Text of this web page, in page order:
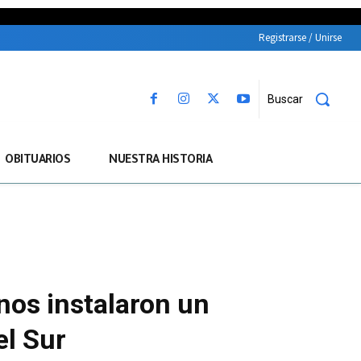
Registrarse / Unirse
Buscar
OBITUARIOS NUESTRA HISTORIA
instalaron un
Sur